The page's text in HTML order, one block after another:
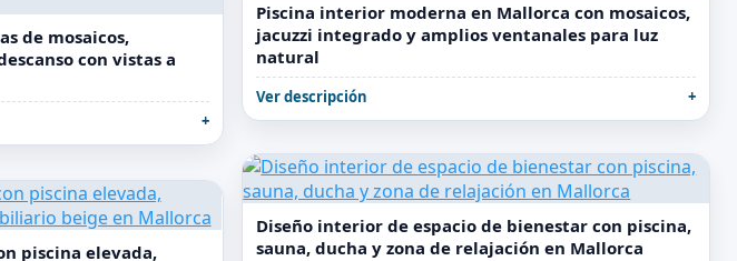
de mosaicos,
con vistas a
Piscina interior moderna en Mallorca con mosaicos,
jacuzzi integrado y amplios ventanales para luz
natural
Ver descripción
Diseño interior de espacio de bienestar con piscina,
sauna, ducha y zona de relajación en Mallorca
piscina elevada,